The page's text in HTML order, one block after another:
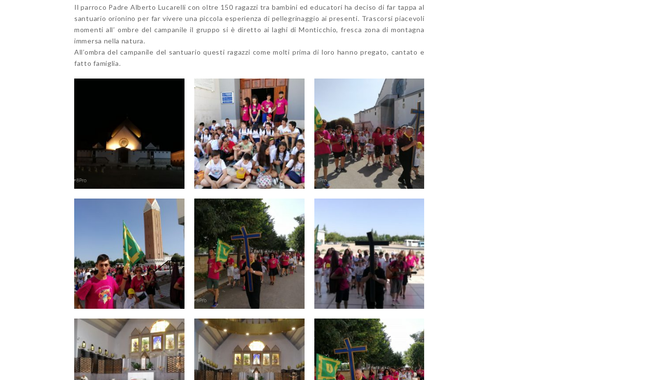
Il parroco Padre Alberto Lucarelli con oltre 150 ragazzi tra bambini ed educatori ha deciso di far tappa al
santuario orionino per far vivere una piccola esperienza di pellegrinaggio ai presenti. Trascorsi piacevoli
momenti all’ ombre del campanile il gruppo si è diretto ai laghi di Monticchio, fresca zona di montagna
immersa nella natura.
All’ombra del campanile del santuario questi ragazzi come molti prima di loro hanno pregato, cantato e
fatto famiglia.